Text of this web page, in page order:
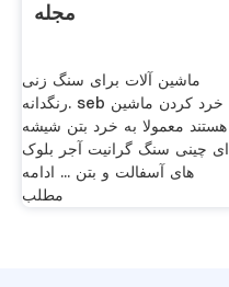
مجله
ماشین آلات برای سنگ زنی
رنگدانه. seb خرد کردن ماشین
هستند معمولا به خرد بتن شیشه
ای چینی سنگ گرانیت آجر بلوک
های آسفالت و بتن ... ادامه
مطلب